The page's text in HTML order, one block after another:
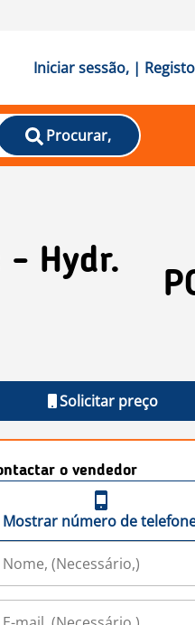
Iniciar sessão, | Registo
Procurar,
- Hydr.
Solicitar preço
o vendedor
Mostrar número de